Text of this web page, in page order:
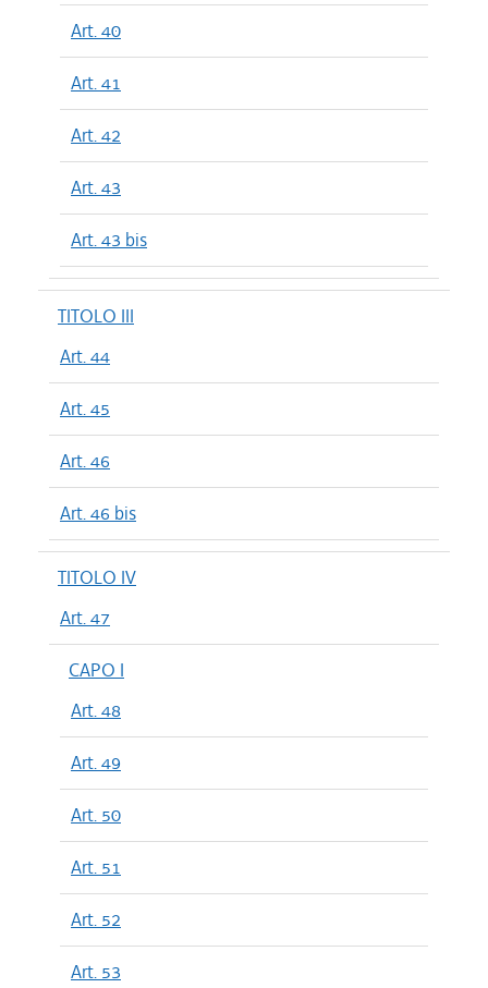
Art. 40
Art. 41
Art. 42
Art. 43
Art. 43 bis
TITOLO III
Art. 44
Art. 45
Art. 46
Art. 46 bis
TITOLO IV
Art. 47
CAPO I
Art. 48
Art. 49
Art. 50
Art. 51
Art. 52
Art. 53